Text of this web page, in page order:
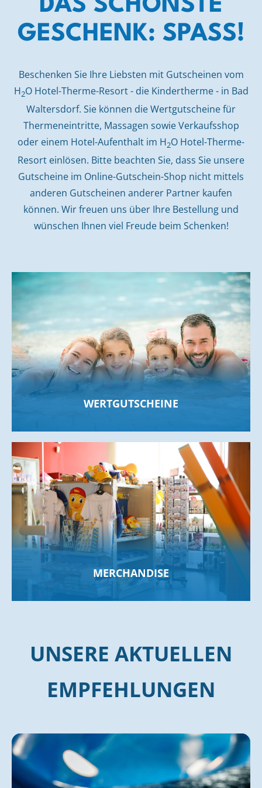
DAS SCHÖNSTE
GESCHENK: SPASS!
Beschenken Sie Ihre Liebsten mit Gutscheinen vom
H2O Hotel-Therme-Resort - die Kindertherme - in Bad
Waltersdorf. Sie können die Wertgutscheine für
Thermeneintritte, Massagen sowie Verkaufsshop
oder einem Hotel-Aufenthalt im H2O Hotel-Therme-
Resort einlösen. Bitte beachten Sie, dass Sie unsere
Gutscheine im Online-Gutschein-Shop nicht mittels
anderen Gutscheinen anderer Partner kaufen
können. Wir freuen uns über Ihre Bestellung und
wünschen Ihnen viel Freude beim Schenken!
WERTGUTSCHEINE
MERCHANDISE
UNSERE AKTUELLEN
EMPFEHLUNGEN